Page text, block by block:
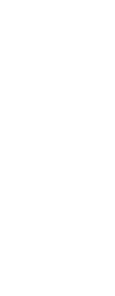
CU FERMOAR
personalizate pentru
Advertising include modele
promotionale. Hanoracele